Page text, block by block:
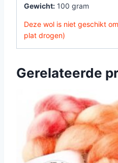
Gewicht: 100 gram
Deze wol is niet geschikt
plat drogen)
Gerelateerde